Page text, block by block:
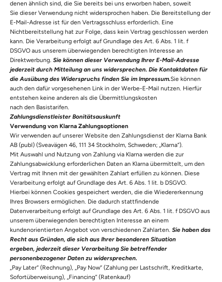
denen ähnlich sind, die Sie bereits bei uns erworben haben, soweit
Sie dieser Verwendung nicht widersprochen haben. Die Bereitstellung der
E-Mail-Adresse ist für den Vertragsschluss erforderlich. Eine
Nichtbereitstellung hat zur Folge, dass kein Vertrag geschlossen werden
kann. Die Verarbeitung erfolgt auf Grundlage des Art. 6 Abs. 1 lit. f
DSGVO aus unserem überwiegenden berechtigten Interesse an
Direktwerbung. Sie können dieser Verwendung Ihrer E-Mail-Adresse
jederzeit durch Mitteilung an uns widersprechen. Die Kontaktdaten für
die Ausübung des Widerspruchs finden Sie im Impressum.Sie können
auch den dafür vorgesehenen Link in der Werbe-E-Mail nutzen. Hierfür
entstehen keine anderen als die Übermittlungskosten
nach den Basistarifen.
Zahlungsdienstleister Bonitätsauskunft
Verwendung von Klarna Zahlungsoptionen
Wir verwenden auf unserer Website den Zahlungsdienst der Klarna Bank
AB (publ) (Sveavägen 46, 111 34 Stockholm, Schweden; „Klarna“).
Mit Auswahl und Nutzung von Zahlung via Klarna werden die zur
Zahlungsabwicklung erforderlichen Daten an Klarna übermittelt, um den
Vertrag mit Ihnen mit der gewählten Zahlart erfüllen zu können. Diese
Verarbeitung erfolgt auf Grundlage des Art. 6 Abs. 1 lit. b DSGVO.
Hierbei können Cookies gespeichert werden, die die Wiedererkennung
Ihres Browsers ermöglichen. Die dadurch stattfindende
Datenverarbeitung erfolgt auf Grundlage des Art. 6 Abs. 1 lit. f DSGVO aus
unserem überwiegenden berechtigten Interesse an einem
kundenorientierten Angebot von verschiedenen Zahlarten. Sie haben das
Recht aus Gründen, die sich aus Ihrer besonderen Situation
ergeben, jederzeit dieser Verarbeitung Sie betreffender
personenbezogener Daten zu widersprechen.
„Pay Later“ (Rechnung), „Pay Now“ (Zahlung per Lastschrift, Kreditkarte,
Sofortüberweisung), „Financing“ (Ratenkauf)